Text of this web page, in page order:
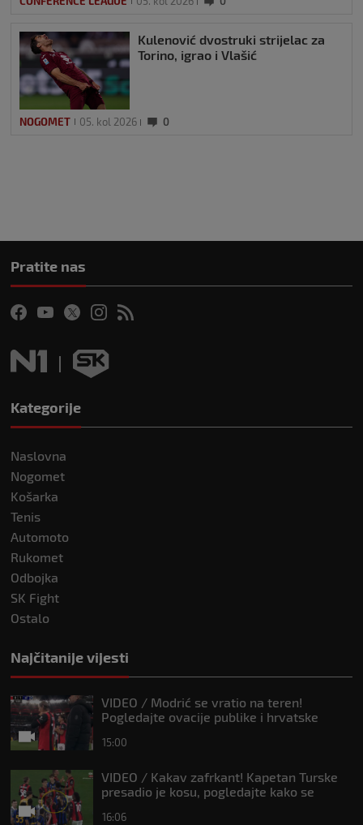
Kulenović dvostruki strijelac za
Torino, igrao i Vlašić
NOGOMET 05. kol 2026 0
Pratite nas
Kategorije
Naslovna
Nogomet
Košarka
Tenis
Automoto
Rukomet
Odbojka
SK Fight
Ostalo
Najčitanije vijesti
VIDEO / Modrić se vratio na teren!
Pogledajte ovacije publike i hrvatske
15:00
VIDEO / Kakav zafrkant! Kapetan Turske
presadio je kosu, pogledajte kako se
16:06